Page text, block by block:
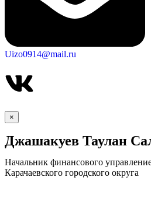
Uizo0914@mail.ru
×
Джашакуев Таулан
Начальник финансового
Карачаевского городского округа